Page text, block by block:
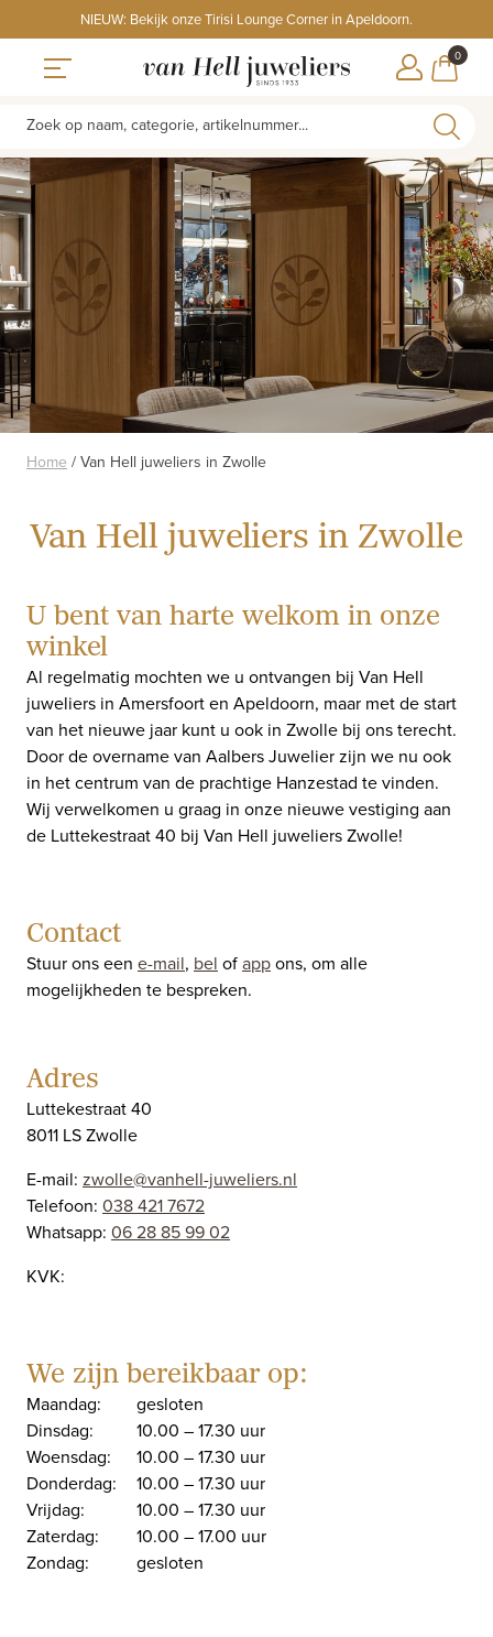
to
content
NIEUW: Bekijk onze Tirisi Lounge Corner in Apeldoorn.
0
Zoek op naam, categorie, artikelnummer...
Home / Van Hell juweliers in Zwolle
Van Hell juweliers in Zwolle
U bent van harte welkom in onze
winkel
Al regelmatig mochten we u ontvangen bij Van Hell
juweliers in Amersfoort en Apeldoorn, maar met de start
van het nieuwe jaar kunt u ook in Zwolle bij ons terecht.
Door de overname van Aalbers Juwelier zijn we nu ook
in het centrum van de prachtige Hanzestad te vinden.
Wij verwelkomen u graag in onze nieuwe vestiging aan
de Luttekestraat 40 bij Van Hell juweliers Zwolle!
Contact
Stuur ons een e-mail, bel ofappons, om alle
mogelijkheden te bespreken.
Adres
Luttekestraat 40
8011 LS Zwolle
E-mail: zwolle@vanhell-juweliers.nl
Telefoon: 038 421 7672
Whatsapp: 06 28 85 99 02
KVK:
We zijn bereikbaar op:
Maandag:
gesloten
Dinsdag:
10.00 – 17.30 uur
Woensdag:
10.00 – 17.30 uur
Donderdag:
10.00 – 17.30 uur
Vrijdag:
10.00 – 17.30 uur
Zaterdag:
10.00 – 17.00 uur
Zondag:
gesloten